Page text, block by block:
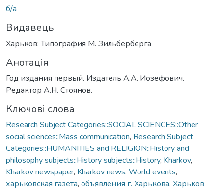
б/а
Видавець
Харьков: Типография М. Зильберберга
Анотація
Год издания первый. Издатель А.А. Иозефович.
Редактор А.Н. Стоянов.
Ключові слова
Research Subject Categories::SOCIAL SCIENCES::Other
social sciences::Mass communication, Research Subject
Categories::HUMANITIES and RELIGION::History and
philosophy subjects::History subjects::History, Kharkov,
Kharkov newspaper, Kharkov news, World events,
харьковская газета, объявления г. Харькова, Харьков